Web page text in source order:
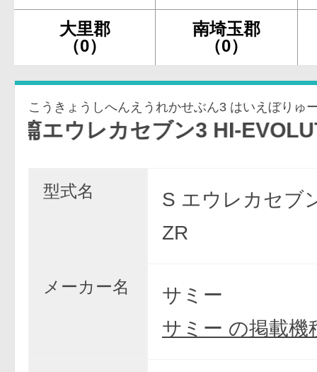
大里郡
（0）
南埼玉郡
（0）
こうきょうしへんえうれかせぶん3 はいえぼりゅ
カセブン3 HI-EVOLUTION
型式名
S エウレカセブ
ZR
メーカー名
サミー
サミー の掲載機